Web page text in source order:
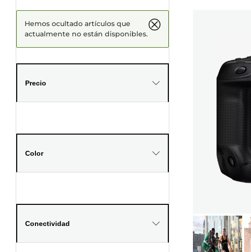
Hemos ocultado artículos que
actualmente no están disponibles.
Precio
Color
Conectividad